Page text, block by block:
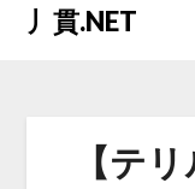
Skip丿貫.NET
【テ